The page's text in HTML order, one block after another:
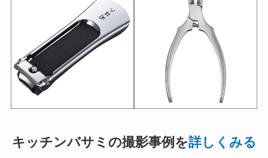
キッチンバサミの撮影事例を詳しくみる